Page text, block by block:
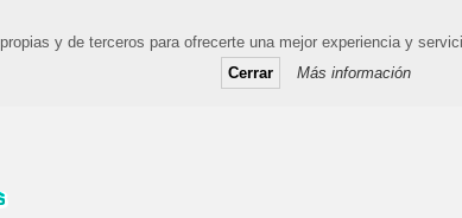
propias y de terceros para ofrecerte una mejor experiencia y
Cerrar
Más información